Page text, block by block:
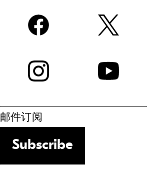
Facebook
Instagram
邮件订阅
Subscribe